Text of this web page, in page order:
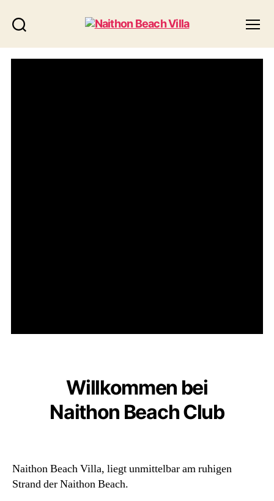
Beach
Willkommen bei
Naithon Beach Club
Naithon Beach Villa, liegt unmittelbar am ruhigen
Strand der Naithon Beach.